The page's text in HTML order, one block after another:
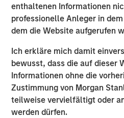
enthaltenen Informationen
professionelle Anleger in
dem die Website aufgerufen
Ich erkläre mich damit
bewusst, dass die auf dieser
Informationen ohne die
Zustimmung von Morgan
teilweise vervielfältigt oder
werden dürfen.
Most enterprises use multiple
spend millions on every year
continues to increase and the
grown to more than $9,000/
incident occurs, developers
systems to attempt to sort,
a root cause. This can take
even go undetected,
many ways: losing revenue,